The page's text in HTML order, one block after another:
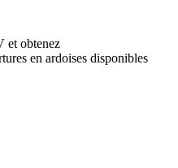
et obtenez
en ardoises disponibles